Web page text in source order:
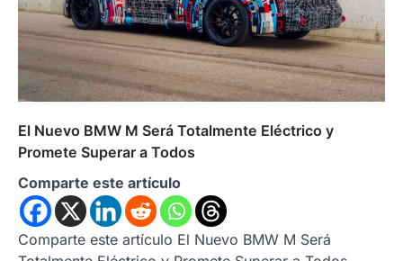
El Nuevo BMW M Será Totalmente Eléctrico y
Promete Superar a Todos
Comparte este artículo
Comparte este artículo El Nuevo BMW M Será